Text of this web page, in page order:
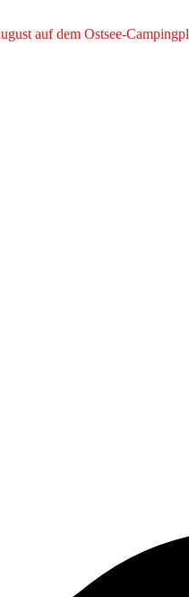
auf dem Ostsee-